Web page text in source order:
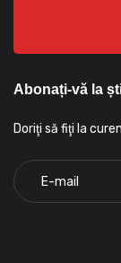
Abonați-vă la
Doriţi să fiţi la